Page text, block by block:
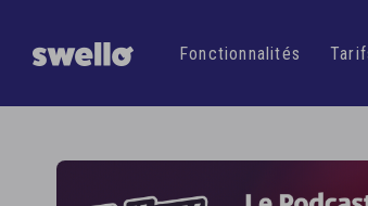
Fonctionnalités